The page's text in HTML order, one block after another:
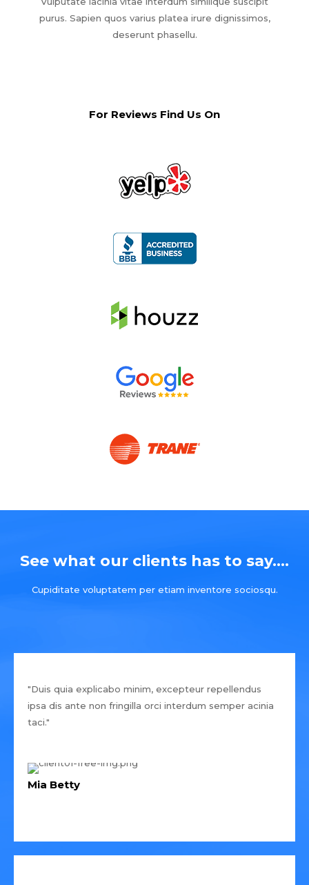
purus. Sapien quos varius platea irure dignissimos,
deserunt phasellu.
For Reviews Find Us On
See what our clients has to say....
Cupiditate voluptatem per etiam inventore sociosqu.
"Duis quia explicabo minim, excepteur repellendus
ipsa dis ante non fringilla orci interdum semper acinia
taci."
Mia Betty